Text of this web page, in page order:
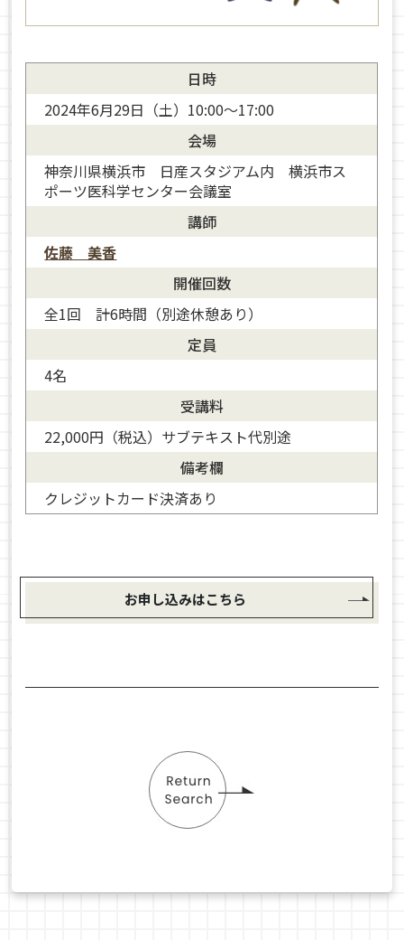
日時
2024年6月29日（土）10:00〜17:00
会場
神奈川県横浜市 日産スタジアム内 横浜市ス
ポーツ医科学センター会議室
講師
佐藤 美香
開催回数
全1回 計6時間（別途休憩あり）
定員
4名
受講料
22,000円（税込）サブテキスト代別途
備考欄
クレジットカード決済あり
お申し込みはこちら